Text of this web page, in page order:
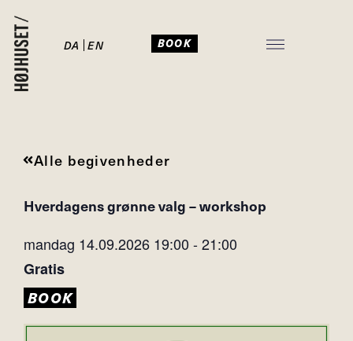
DA EN BOOK
Alle begivenheder
Hverdagens grønne valg – workshop
mandag 14.09.2026 19:00 - 21:00
Gratis
BOOK